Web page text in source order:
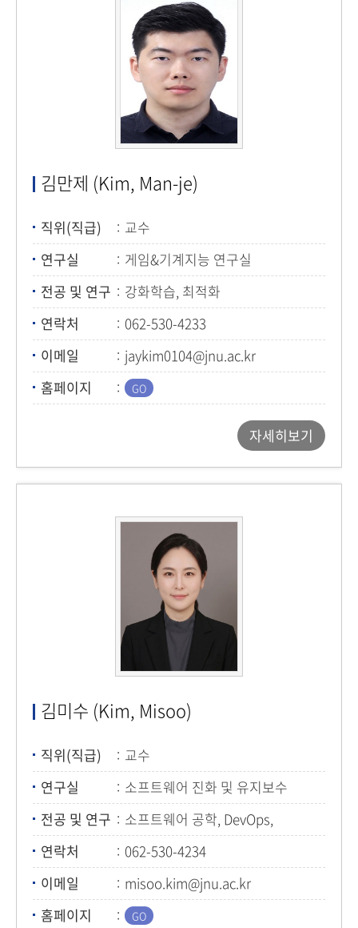
김만제 (Kim, Man-je)
직위(직급)
교수
연구실
게임&기계지능 연구실
전공 및 연구
강화학습, 최적화
연락처
062-530-4233
이메일
jaykim0104@jnu.ac.kr
홈페이지
자세히보기
김미수 (Kim, Misoo)
직위(직급)
교수
연구실
소프트웨어 진화 및 유지보수
연구실
전공 및 연구
소프트웨어 공학, DevOps,
자연어처리
연락처
062-530-4234
이메일
misoo.kim@jnu.ac.kr
홈페이지